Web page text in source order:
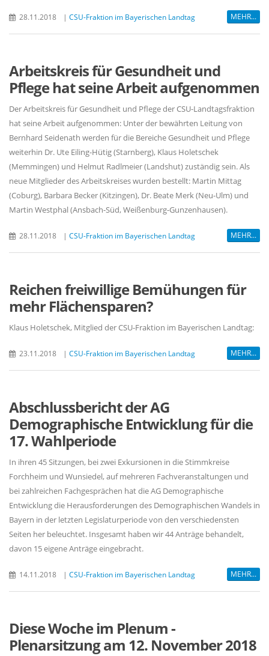
28.11.2018 | CSU-Fraktion im Bayerischen Landtag MEHR...
Arbeitskreis für Gesundheit und
Pflege hat seine Arbeit aufgenommen
Der Arbeitskreis für Gesundheit und Pflege der CSU-Landtagsfraktion
hat seine Arbeit aufgenommen: Unter der bewährten Leitung von
Bernhard Seidenath werden für die Bereiche Gesundheit und Pflege
weiterhin Dr. Ute Eiling-Hütig (Starnberg), Klaus Holetschek
(Memmingen) und Helmut Radlmeier (Landshut) zuständig sein. Als
neue Mitglieder des Arbeitskreises wurden bestellt: Martin Mittag
(Coburg), Barbara Becker (Kitzingen), Dr. Beate Merk (Neu-Ulm) und
Martin Westphal (Ansbach-Süd, Weißenburg-Gunzenhausen).
28.11.2018 | CSU-Fraktion im Bayerischen Landtag MEHR...
Reichen freiwillige Bemühungen für
mehr Flächensparen?
Klaus Holetschek, Mitglied der CSU-Fraktion im Bayerischen Landtag:
23.11.2018 | CSU-Fraktion im Bayerischen Landtag MEHR...
Abschlussbericht der AG
Demographische Entwicklung für die
17. Wahlperiode
In ihren 45 Sitzungen, bei zwei Exkursionen in die Stimmkreise
Forchheim und Wunsiedel, auf mehreren Fachveranstaltungen und
bei zahlreichen Fachgesprächen hat die AG Demographische
Entwicklung die Herausforderungen des Demographischen Wandels in
Bayern in der letzten Legislaturperiode von den verschiedensten
Seiten her beleuchtet. Insgesamt haben wir 44 Anträge behandelt,
davon 15 eigene Anträge eingebracht.
14.11.2018 | CSU-Fraktion im Bayerischen Landtag MEHR...
Diese Woche im Plenum -
Plenarsitzung am 12. November 2018